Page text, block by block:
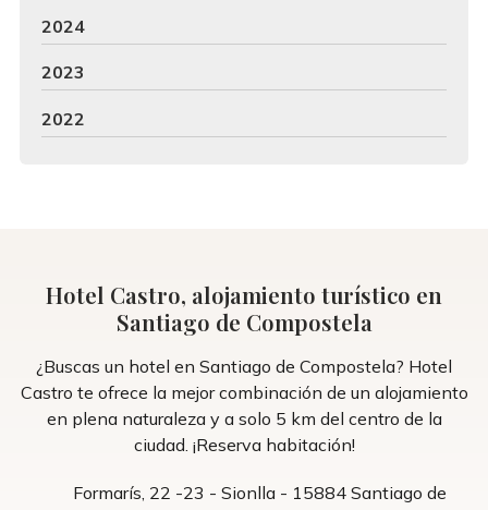
2024
2023
2022
Hotel Castro, alojamiento turístico en
Santiago de Compostela
¿Buscas un hotel en Santiago de Compostela? Hotel
Castro te ofrece la mejor combinación de un alojamiento
en plena naturaleza y a solo 5 km del centro de la
ciudad. ¡Reserva habitación!
Formarís, 22 -23 - Sionlla - 15884 Santiago de